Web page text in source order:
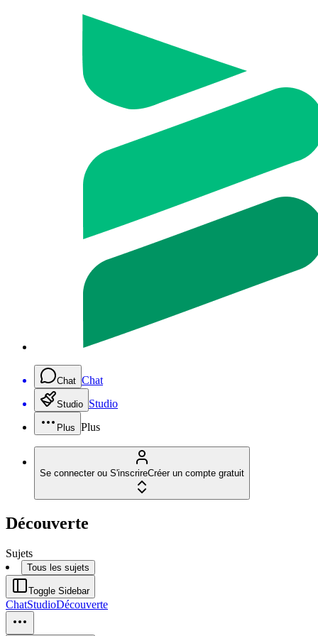
Chat Chat
Studio Studio
Plus Plus
Se connecter ou S'inscrireCréer un compte gratuit
Découverte
Sujets
Tous les sujets
Toggle Sidebar
ChatStudioDécouverte